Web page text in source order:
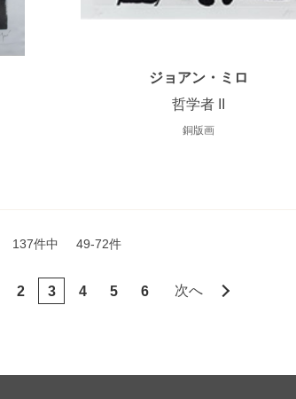
ジョアン・ミロ
哲学者 II
銅版画
137件中 49-72件
2 3 4 5 6 次へ